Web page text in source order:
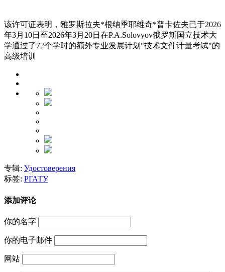
该许可证表明，雅罗斯拉夫*根纳季耶维奇*普卡佐夫已于2026
年3月10日至2026年3月20日在P.A.Solovyov俄罗斯国立技术大
学通过了72个学时的额外专业发展计划"技术文件计量考试"的
高级培训
专辑: Удостоверения
标签: РГАТУ
添加评论
你的名字
你的电子邮件
网站